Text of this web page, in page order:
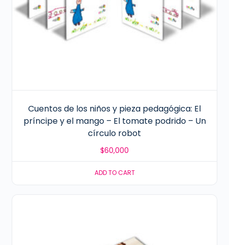
Cuentos de los niños y pieza pedagógica: El
príncipe y el mango – El tomate podrido – Un
círculo robot
$60,000
ADD TO CART